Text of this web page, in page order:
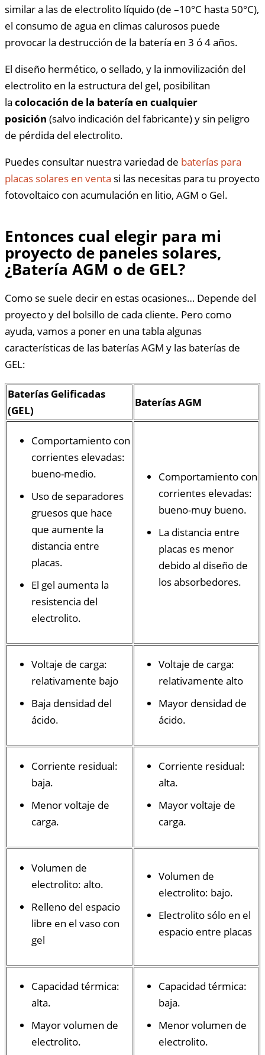
similar a las de electrolito líquido (de –10°C hasta 50°C),
el consumo de agua en climas calurosos puede
provocar la destrucción de la batería en 3 ó 4 años.
El diseño hermético, o sellado, y la inmovilización del
electrolito en la estructura del gel, posibilitan
la colocación de la batería en cualquier
posición (salvo indicación del fabricante) y sin peligro
de pérdida del electrolito.
Puedes consultar nuestra variedad de baterías para
placas solares en venta si las necesitas para tu proyecto
fotovoltaico con acumulación en litio, AGM o Gel.
Entonces cual elegir para mi
proyecto de paneles solares,
¿Batería AGM o de GEL?
Como se suele decir en estas ocasiones… Depende del
proyecto y del bolsillo de cada cliente. Pero como
ayuda, vamos a poner en una tabla algunas
características de las baterías AGM y las baterías de
GEL:
Baterías Gelificadas
(GEL)
Baterías AGM
Comportamiento con
corrientes elevadas:
bueno-medio.
Uso de separadores
gruesos que hace
que aumente la
distancia entre
placas.
El gel aumenta la
resistencia del
electrolito.
Comportamiento con
corrientes elevadas:
bueno-muy bueno.
La distancia entre
placas es menor
debido al diseño de
los absorbedores.
Voltaje de carga:
relativamente bajo
Baja densidad del
ácido.
Voltaje de carga:
relativamente alto
Mayor densidad de
ácido.
Corriente residual:
baja.
Menor voltaje de
carga.
Corriente residual:
alta.
Mayor voltaje de
carga.
Volumen de
electrolito: alto.
Relleno del espacio
libre en el vaso con
gel
Volumen de
electrolito: bajo.
Electrolito sólo en el
espacio entre placas
Capacidad térmica:
alta.
Mayor volumen de
electrolito.
Capacidad térmica:
baja.
Menor volumen de
electrolito.